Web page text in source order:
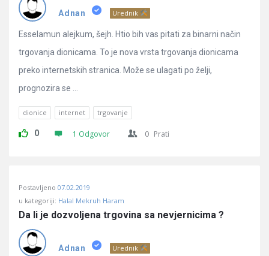
Adnan Urednik
Esselamun alejkum, šejh. Htio bih vas pitati za binarni način
trgovanja dionicama. To je nova vrsta trgovanja dionicama
preko internetskih stranica. Može se ulagati po želji,
prognozira se ...
dionice internet trgovanje
0 1 Odgovor 0 Prati
Postavljeno 07.02.2019
u kategoriji: Halal Mekruh Haram
Da li je dozvoljena trgovina sa nevjernicima ?
Adnan Urednik